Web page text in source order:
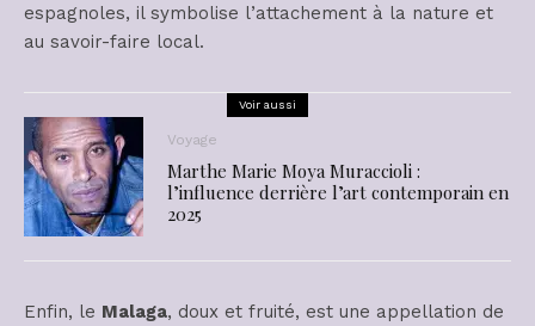
espagnoles, il symbolise l’attachement à la nature et
au savoir-faire local.
Voir aussi
Voyage
Marthe Marie Moya Muraccioli :
l’influence derrière l’art contemporain en
2025
Enfin, le Malaga, doux et fruité, est une appellation de